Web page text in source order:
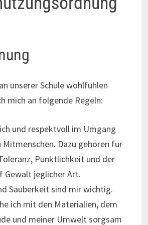
unserer Schule wohlfühlen
mich an folgende Regeln:
und respektvoll im Umgang
Dazu gehören für
Pünktlichkeit und der
Gewalt jeglicher Art.
Sauberkeit sind mir wichtig.
ich mit den Materialien, dem
und meiner Umwelt sorgsam